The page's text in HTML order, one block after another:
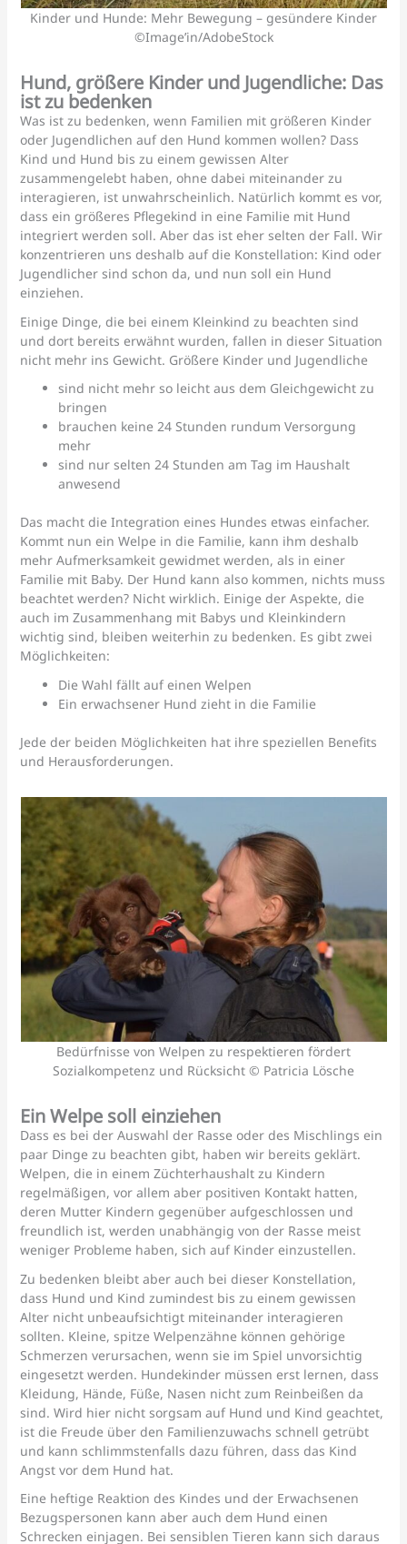
Kinder und Hunde: Mehr Bewegung – gesündere Kinder
©Image’in/AdobeStock
Hund, größere Kinder und Jugendliche: Das
ist zu bedenken
Was ist zu bedenken, wenn Familien mit größeren Kinder
oder Jugendlichen auf den Hund kommen wollen? Dass
Kind und Hund bis zu einem gewissen Alter
zusammengelebt haben, ohne dabei miteinander zu
interagieren, ist unwahrscheinlich. Natürlich kommt es vor,
dass ein größeres Pflegekind in eine Familie mit Hund
integriert werden soll. Aber das ist eher selten der Fall. Wir
konzentrieren uns deshalb auf die Konstellation: Kind oder
Jugendlicher sind schon da, und nun soll ein Hund
einziehen.
Einige Dinge, die bei einem Kleinkind zu beachten sind
und dort bereits erwähnt wurden, fallen in dieser Situation
nicht mehr ins Gewicht. Größere Kinder und Jugendliche
sind nicht mehr so leicht aus dem Gleichgewicht zu
bringen
brauchen keine 24 Stunden rundum Versorgung
mehr
sind nur selten 24 Stunden am Tag im Haushalt
anwesend
Das macht die Integration eines Hundes etwas einfacher.
Kommt nun ein Welpe in die Familie, kann ihm deshalb
mehr Aufmerksamkeit gewidmet werden, als in einer
Familie mit Baby. Der Hund kann also kommen, nichts muss
beachtet werden? Nicht wirklich. Einige der Aspekte, die
auch im Zusammenhang mit Babys und Kleinkindern
wichtig sind, bleiben weiterhin zu bedenken. Es gibt zwei
Möglichkeiten:
Die Wahl fällt auf einen Welpen
Ein erwachsener Hund zieht in die Familie
Jede der beiden Möglichkeiten hat ihre speziellen Benefits
und Herausforderungen.
Bedürfnisse von Welpen zu respektieren fördert
Sozialkompetenz und Rücksicht © Patricia Lösche
Ein Welpe soll einziehen
Dass es bei der Auswahl der Rasse oder des Mischlings ein
paar Dinge zu beachten gibt, haben wir bereits geklärt.
Welpen, die in einem Züchterhaushalt zu Kindern
regelmäßigen, vor allem aber positiven Kontakt hatten,
deren Mutter Kindern gegenüber aufgeschlossen und
freundlich ist, werden unabhängig von der Rasse meist
weniger Probleme haben, sich auf Kinder einzustellen.
Zu bedenken bleibt aber auch bei dieser Konstellation,
dass Hund und Kind zumindest bis zu einem gewissen
Alter nicht unbeaufsichtigt miteinander interagieren
sollten. Kleine, spitze Welpenzähne können gehörige
Schmerzen verursachen, wenn sie im Spiel unvorsichtig
eingesetzt werden. Hundekinder müssen erst lernen, dass
Kleidung, Hände, Füße, Nasen nicht zum Reinbeißen da
sind. Wird hier nicht sorgsam auf Hund und Kind geachtet,
ist die Freude über den Familienzuwachs schnell getrübt
und kann schlimmstenfalls dazu führen, dass das Kind
Angst vor dem Hund hat.
Eine heftige Reaktion des Kindes und der Erwachsenen
Bezugspersonen kann aber auch dem Hund einen
Schrecken einjagen. Bei sensiblen Tieren kann sich daraus